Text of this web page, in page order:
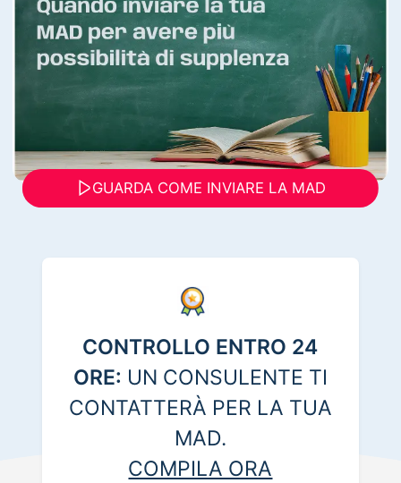
GUARDA COME INVIARE LA MAD
CONTROLLO ENTRO 24
ORE: UN CONSULENTE TI
CONTATTERÀ PER LA TUA
MAD.
COMPILA ORA